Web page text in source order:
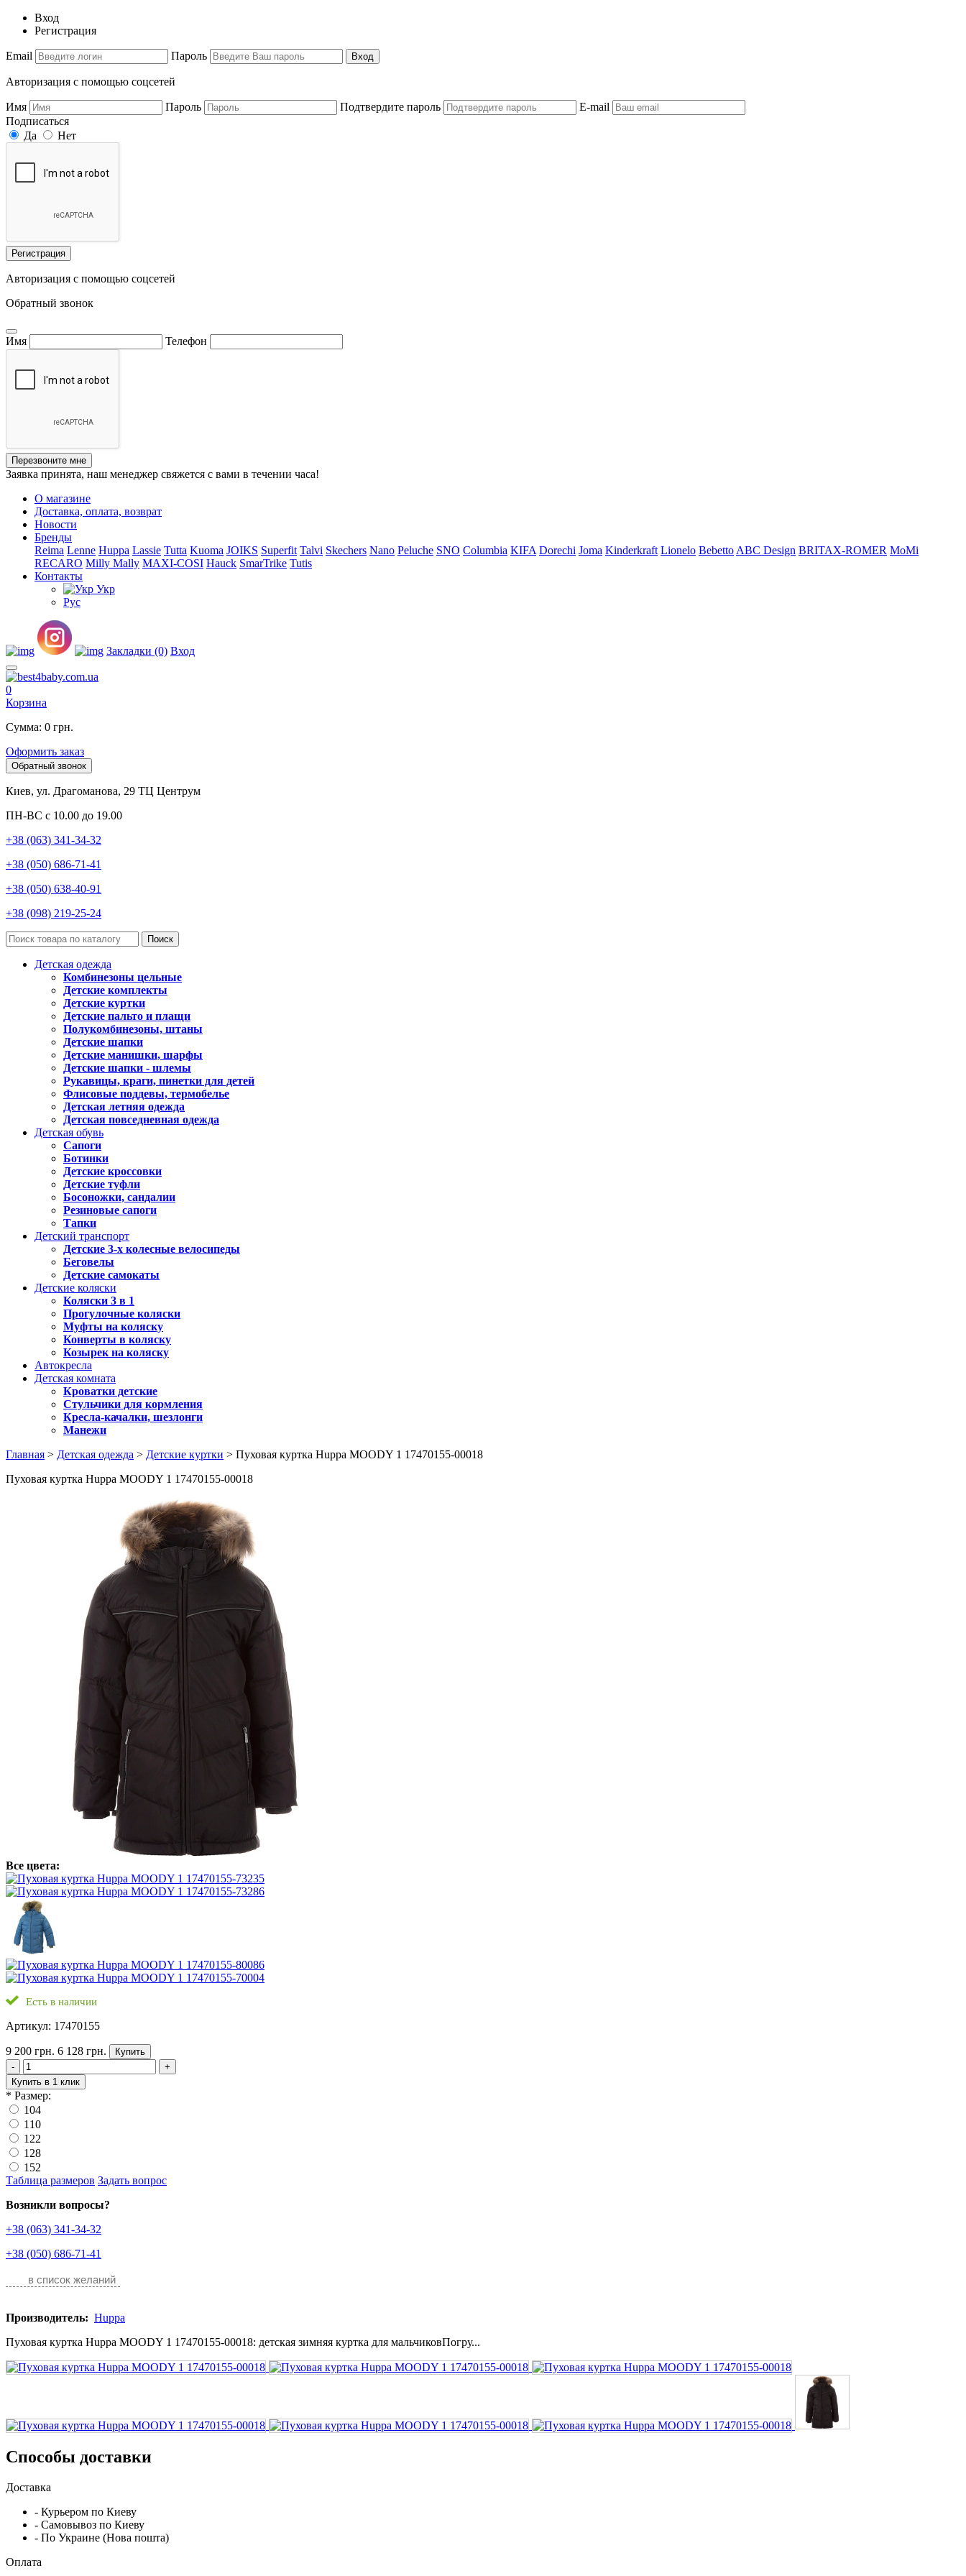
Вход
Регистрация
Email Пароль Вход
Авторизация с помощью соцсетей
Имя Пароль Подтвердите пароль
E-mail
Подписаться
Да
Нет
Регистрация
Авторизация с помощью соцсетей
Обратный звонок
Имя Телефон
Перезвоните мне
Заявка принята, наш менеджер свяжется с вами в течении часа!
О магазине
Доставка, оплата, возврат
Новости
Бренды
Reima Lenne Huppa Lassie Tutta Kuoma JOIKS Superfit Talvi Skechers Nano Peluche SNO Columbia KIFA Dorechi Joma Kinderkraft Lionelo Bebetto ABC Design BRITAX-ROMER MoMi
RECARO Milly Mally MAXI-COSI Hauck SmarTrike Tutis
Контакты
Укр
Рус
Закладки (0) Вход
0
Корзина
Сумма: 0 грн.
Оформить заказ
Обратный звонок
Киев, ул. Драгоманова, 29 ТЦ Центрум
ПН-ВС с 10.00 до 19.00
+38 (063) 341-34-32
+38 (050) 686-71-41
+38 (050) 638-40-91
+38 (098) 219-25-24
Поиск
Детская одежда
Комбинезоны цельные
Детские комплекты
Детские куртки
Детские пальто и плащи
Полукомбинезоны, штаны
Детские шапки
Детские манишки, шарфы
Детские шапки - шлемы
Рукавицы, краги, пинетки для детей
Флисовые поддевы, термобелье
Детская летняя одежда
Детская повседневная одежда
Детская обувь
Сапоги
Ботинки
Детские кроссовки
Детские туфли
Босоножки, сандалии
Резиновые сапоги
Тапки
Детский транспорт
Детские 3-х колесные велосипеды
Беговелы
Детские самокаты
Детские коляски
Коляски 3 в 1
Прогулочные коляски
Муфты на коляску
Конверты в коляску
Козырек на коляску
Автокресла
Детская комната
Кроватки детские
Стульчики для кормления
Кресла-качалки, шезлонги
Манежи
Главная > Детская одежда > Детские куртки > Пуховая куртка Huppa MOODY 1 17470155-00018
Пуховая куртка Huppa MOODY 1 17470155-00018
Все цвета:
Есть в наличии
Артикул: 17470155
9 200 грн. 6 128 грн.
Купить
-
+
Купить в 1 клик
* Размер:
104
110
122
128
152
Таблица размеров Задать вопрос
Возникли вопросы?
+38 (063) 341-34-32
+38 (050) 686-71-41
в список желаний
Производитель: Huppa
Пуховая куртка Huppa MOODY 1 17470155-00018: детская зимняя куртка для мальчиковПогру...
Способы доставки
Доставка
- Курьером по Киеву
- Самовывоз по Киеву
- По Украине (Нова пошта)
Оплата